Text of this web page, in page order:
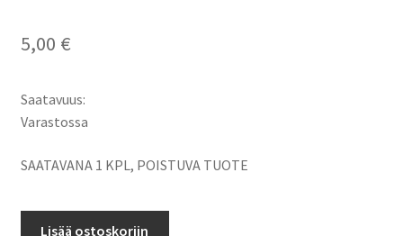
5,00 €
Saatavuus:
Varastossa
SAATAVANA 1 KPL, POISTUVA TUOTE
Lisää ostoskoriin